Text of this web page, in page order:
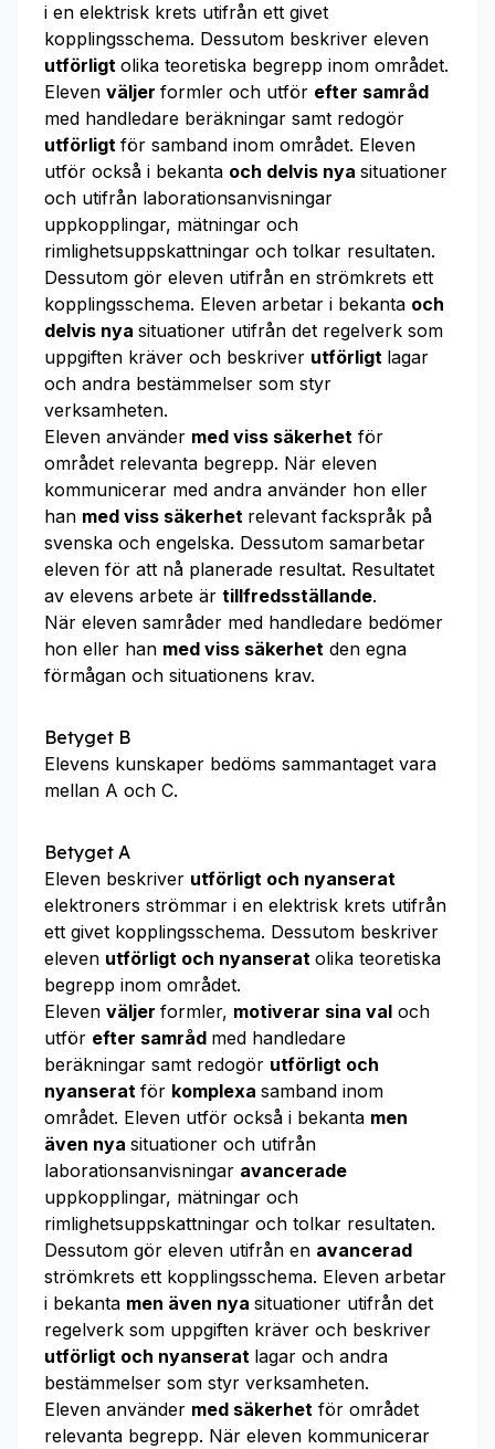
i en elektrisk krets utifrån ett givet
kopplingsschema. Dessutom beskriver eleven
utförligt olika teoretiska begrepp inom området.
Eleven väljer formler och utför efter samråd
med handledare beräkningar samt redogör
utförligt för samband inom området. Eleven
utför också i bekanta och delvis nya situationer
och utifrån laborationsanvisningar
uppkopplingar, mätningar och
rimlighetsuppskattningar och tolkar resultaten.
Dessutom gör eleven utifrån en strömkrets ett
kopplingsschema. Eleven arbetar i bekanta och
delvis nya situationer utifrån det regelverk som
uppgiften kräver och beskriver utförligt lagar
och andra bestämmelser som styr
verksamheten.
Eleven använder med viss säkerhet för
området relevanta begrepp. När eleven
kommunicerar med andra använder hon eller
han med viss säkerhet relevant fackspråk på
svenska och engelska. Dessutom samarbetar
eleven för att nå planerade resultat. Resultatet
av elevens arbete är tillfredsställande.
När eleven samråder med handledare bedömer
hon eller han med viss säkerhet den egna
förmågan och situationens krav.
Betyget B
Elevens kunskaper bedöms sammantaget vara
mellan A och C.
Betyget A
Eleven beskriver utförligt och nyanserat
elektroners strömmar i en elektrisk krets utifrån
ett givet kopplingsschema. Dessutom beskriver
eleven utförligt och nyanserat olika teoretiska
begrepp inom området.
Eleven väljer formler, motiverar sina val och
utför efter samråd med handledare
beräkningar samt redogör utförligt och
nyanserat för komplexa samband inom
området. Eleven utför också i bekanta men
även nya situationer och utifrån
laborationsanvisningar avancerade
uppkopplingar, mätningar och
rimlighetsuppskattningar och tolkar resultaten.
Dessutom gör eleven utifrån en avancerad
strömkrets ett kopplingsschema. Eleven arbetar
i bekanta men även nya situationer utifrån det
regelverk som uppgiften kräver och beskriver
utförligt och nyanserat lagar och andra
bestämmelser som styr verksamheten.
Eleven använder med säkerhet för området
relevanta begrepp. När eleven kommunicerar